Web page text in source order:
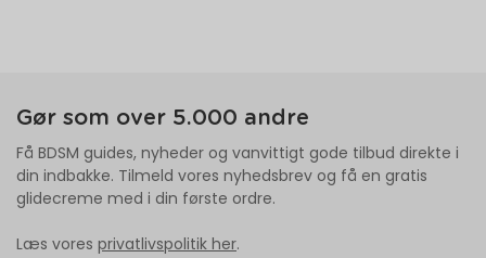
Gør som over 5.000 andre
Få BDSM guides, nyheder og vanvittigt gode tilbud direkte i
din indbakke. Tilmeld vores nyhedsbrev og få en gratis
glidecreme med i din første ordre.
Læs vores privatlivspolitik her.